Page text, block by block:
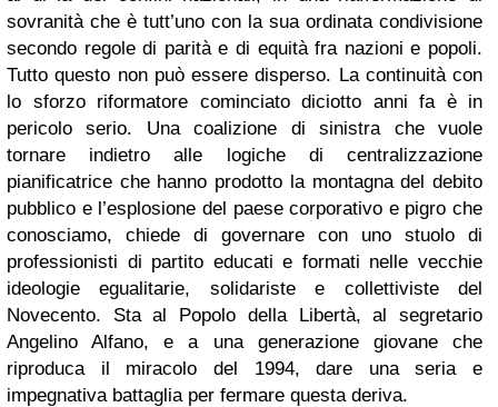
sovranità che è tutt’uno con la sua ordinata condivisione
secondo regole di parità e di equità fra nazioni e popoli.
Tutto questo non può essere disperso. La continuità con
lo sforzo riformatore cominciato diciotto anni fa è in
pericolo serio. Una coalizione di sinistra che vuole
tornare indietro alle logiche di centralizzazione
pianificatrice che hanno prodotto la montagna del debito
pubblico e l’esplosione del paese corporativo e pigro che
conosciamo, chiede di governare con uno stuolo di
professionisti di partito educati e formati nelle vecchie
ideologie egualitarie, solidariste e collettiviste del
Novecento. Sta al Popolo della Libertà, al segretario
Angelino Alfano, e a una generazione giovane che
riproduca il miracolo del 1994, dare una seria e
impegnativa battaglia per fermare questa deriva.